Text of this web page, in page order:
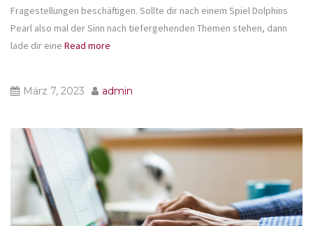
Fragestellungen beschäftigen. Sollte dir nach einem Spiel Dolphins
Pearl also mal der Sinn nach tiefergehenden Themen stehen, dann
lade dir eine Read more
März 7, 2023 admin